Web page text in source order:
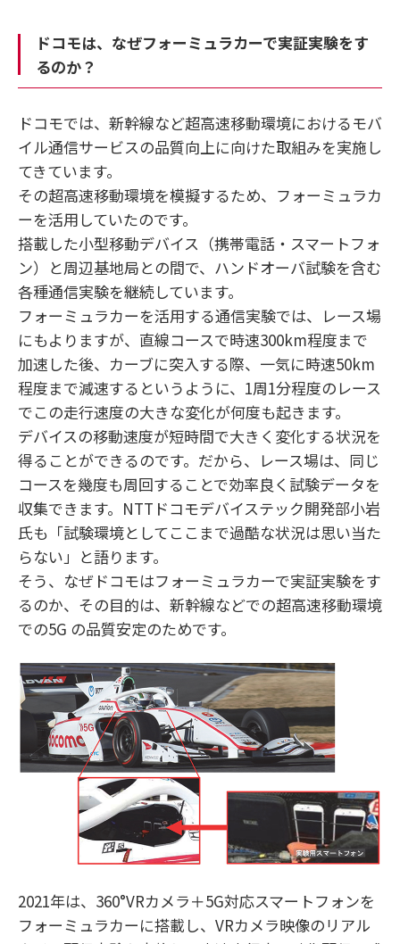
ドコモは、なぜフォーミュラカーで実証実験をす
るのか？
ドコモでは、新幹線など超高速移動環境におけるモバ
イル通信サービスの品質向上に向けた取組みを実施し
てきています。
その超高速移動環境を模擬するため、フォーミュラカ
ーを活用していたのです。
搭載した小型移動デバイス（携帯電話・スマートフォ
ン）と周辺基地局との間で、ハンドオーバ試験を含む
各種通信実験を継続しています。
フォーミュラカーを活用する通信実験では、レース場
にもよりますが、直線コースで時速300km程度まで
加速した後、カーブに突入する際、一気に時速50km
程度まで減速するというように、1周1分程度のレース
でこの走行速度の大きな変化が何度も起きます。
デバイスの移動速度が短時間で大きく変化する状況を
得ることができるのです。だから、レース場は、同じ
コースを幾度も周回することで効率良く試験データを
収集できます。NTTドコモデバイステック開発部小岩
氏も「試験環境としてここまで過酷な状況は思い当た
らない」と語ります。
そう、なぜドコモはフォーミュラカーで実証実験をす
るのか、その目的は、新幹線などでの超高速移動環境
での5G の品質安定のためです。
2021年は、360°VRカメラ＋5G対応スマートフォンを
フォーミュラカーに搭載し、VRカメラ映像のリアル